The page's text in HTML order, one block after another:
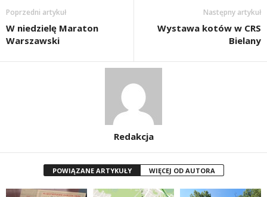
Poprzedni artykuł
W niedzielę Maraton
Warszawski
Następny artykuł
Wystawa kotów w CRS
Bielany
Redakcja
POWIĄZANE ARTYKUŁY WIĘCEJ OD AUTORA